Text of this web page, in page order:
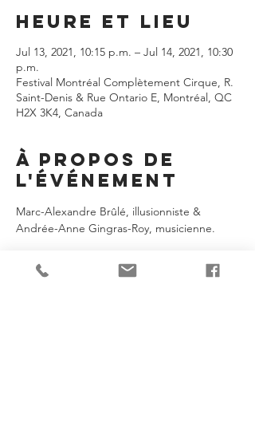
Heure et lieu
Jul 13, 2021, 10:15 p.m. – Jul 14, 2021, 10:30
p.m.
Festival Montréal Complètement Cirque, R.
Saint-Denis & Rue Ontario E, Montréal, QC
H2X 3K4, Canada
À propos de
l'événement
Marc-Alexandre Brûlé, illusionniste &
Andrée-Anne Gingras-Roy, musicienne.